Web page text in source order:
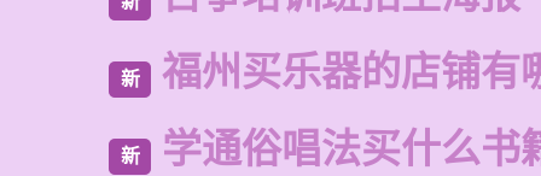
新 福州买乐器的店铺有
新 学通俗唱法买什么书